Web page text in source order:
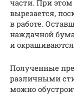
части. При
вырезается,
в работе.
наждачной
и
Полученные
различными
можно